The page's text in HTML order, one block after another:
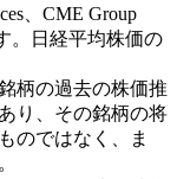
、CME Group
。日経平均株価の
柄の過去の株価推
り、その銘柄の将
のではなく、ま